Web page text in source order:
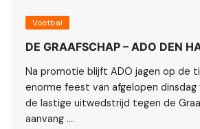
Voetbal
DE GRAAFSCHAP – ADO DEN
Na promotie blijft ADO jagen op de
enorme feest van afgelopen dinsdag
de lastige uitwedstrijd tegen de
aanvang ….